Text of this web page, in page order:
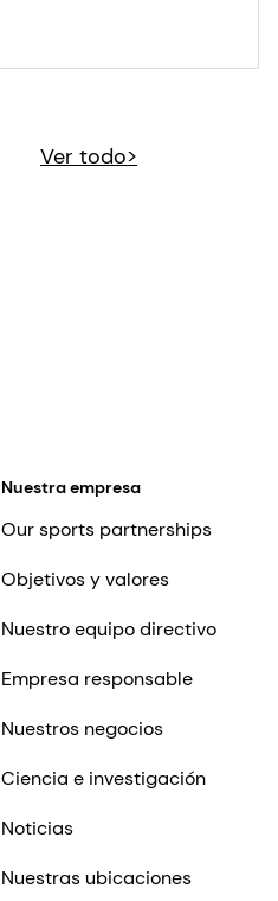
Ver todo>
Nuestra empresa
Our sports partnerships
Objetivos y valores
Nuestro equipo directivo
Empresa responsable
Nuestros negocios
Ciencia e investigación
Noticias
Nuestras ubicaciones